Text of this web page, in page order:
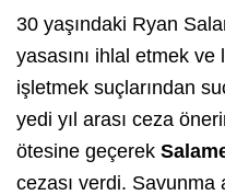
30 yaşındaki Ryan
yasasını ihlal etmek ve
işletmek suçlarından
yedi yıl arası ceza
ötesine geçerek
cezası verdi. Savunma